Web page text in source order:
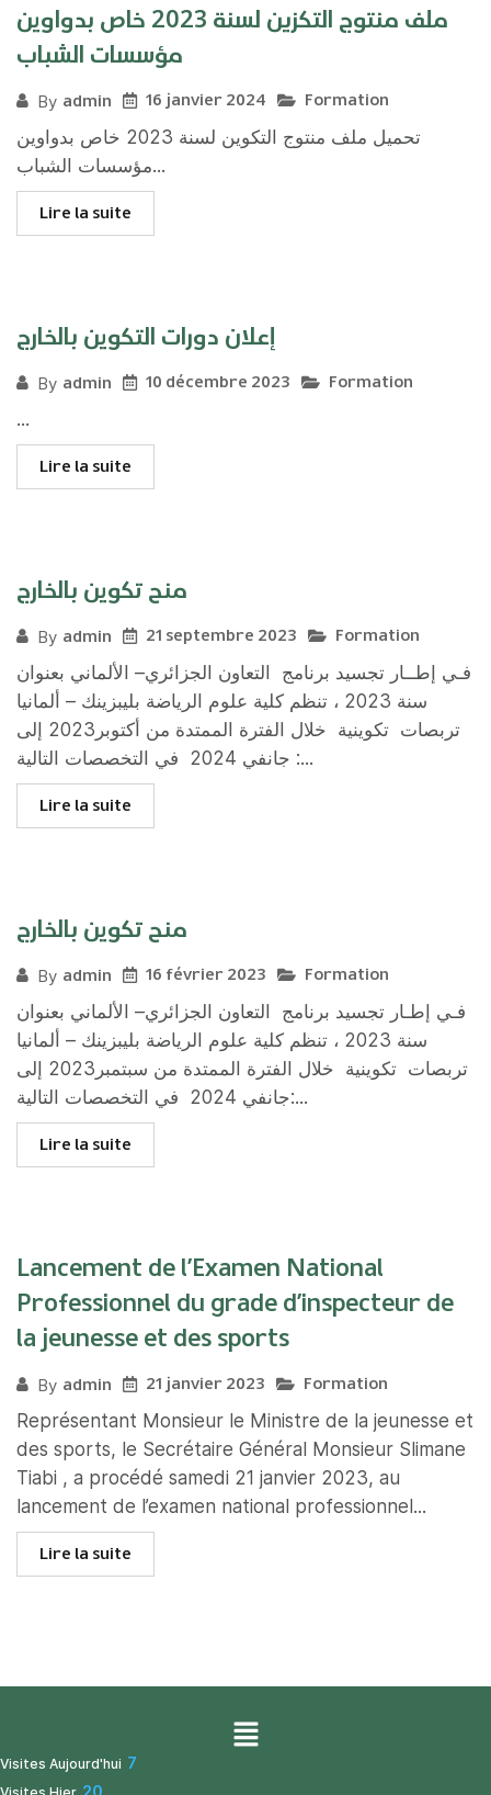
ملف منتوج التكزين لسنة 2023 خاص بدواوين
مؤسسات الشباب
By admin 16 janvier 2024 Formation
تحميل ملف منتوج التكوين لسنة 2023 خاص بدواوين
مؤسسات الشباب...
Lire la suite
إعلان دورات التكوين بالخارج
By admin 10 décembre 2023 Formation
...
Lire la suite
منح تكوين بالخارج
By admin 21 septembre 2023 Formation
فـي إطــار تجسيد برنامج التعاون الجزائري– الألماني بعنوان
سنة 2023 ، تنظم كلية علوم الرياضة بليبزينك – ألمانيا
تربصات تكوينية خلال الفترة الممتدة من أكتوبر2023 إلى
جانفي 2024 في التخصصات التالية :...
Lire la suite
منح تكوين بالخارج
By admin 16 février 2023 Formation
فـي إطـار تجسيد برنامج التعاون الجزائري– الألماني بعنوان
سنة 2023 ، تنظم كلية علوم الرياضة بليبزينك – ألمانيا
تربصات تكوينية خلال الفترة الممتدة من سبتمبر2023 إلى
جانفي 2024 في التخصصات التالية:...
Lire la suite
Lancement de l’Examen National
Professionnel du grade d’inspecteur de
la jeunesse et des sports
By admin 21 janvier 2023 Formation
Représentant Monsieur le Ministre de la jeunesse et
des sports, le Secrétaire Général Monsieur Slimane
Tiabi , a procédé samedi 21 janvier 2023, au
lancement de l’examen national professionnel...
Lire la suite
Visites Aujourd'hui 7
Visites Hier 20